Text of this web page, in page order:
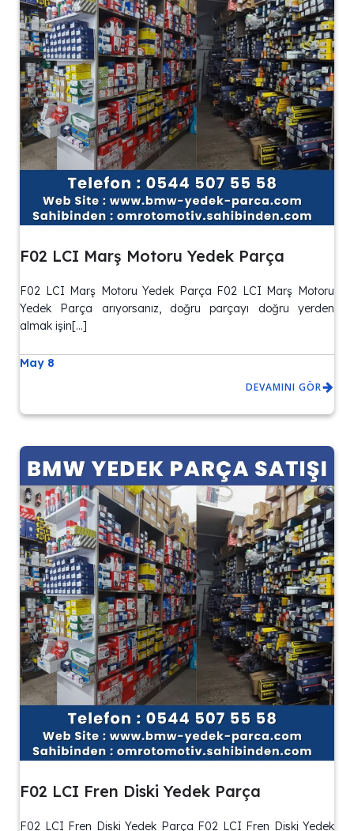
F02 LCI Marş Motoru Yedek Parça
F02 LCI Marş Motoru Yedek Parça F02 LCI Marş Motoru
Yedek Parça arıyorsanız, doğru parçayı doğru yerden
almak işin[…]
May 8
DEVAMINI GÖR
F02 LCI Fren Diski Yedek Parça
F02 LCI Fren Diski Yedek Parça F02 LCI Fren Diski Yedek